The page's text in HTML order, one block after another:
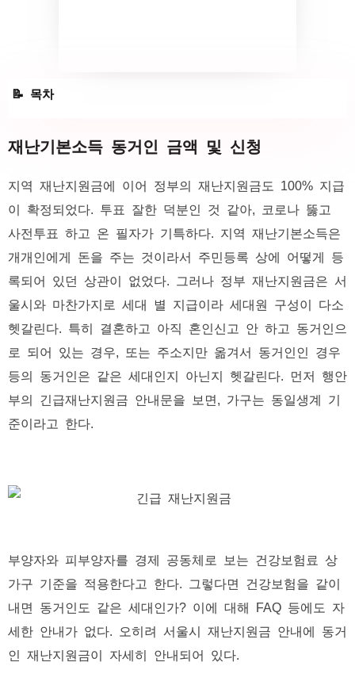
재난기본소득 동거인 금액 및 신청
지역 재난지원금에 이어 정부의 재난지원금도 100% 지급
이 확정되었다. 투표 잘한 덕분인 것 같아, 코로나 뚫고
사전투표 하고 온 필자가 기특하다. 지역 재난기본소득은
개개인에게 돈을 주는 것이라서 주민등록 상에 어떻게 등
록되어 있던 상관이 없었다. 그러나 정부 재난지원금은 서
울시와 마찬가지로 세대 별 지급이라 세대원 구성이 다소
헷갈린다. 특히 결혼하고 아직 혼인신고 안 하고 동거인으
로 되어 있는 경우, 또는 주소지만 옮겨서 동거인인 경우
등의 동거인은 같은 세대인지 아닌지 헷갈린다. 먼저 행안
부의 긴급재난지원금 안내문을 보면, 가구는 동일생계 기
준이라고 한다.
부양자와 피부양자를 경제 공동체로 보는 건강보험료 상
가구 기준을 적용한다고 한다. 그렇다면 건강보험을 같이
내면 동거인도 같은 세대인가? 이에 대해 FAQ 등에도 자
세한 안내가 없다. 오히려 서울시 재난지원금 안내에 동거
인 재난지원금이 자세히 안내되어 있다.